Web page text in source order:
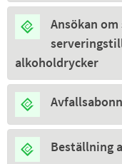
Ansökan
alkoholdrycker
Beställning